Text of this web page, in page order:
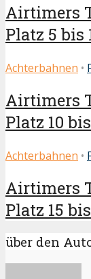
Airtimers
Platz 5 bis
Achterbahnen •
Airtimers
Platz 10
Achterbahnen •
Airtimers
Platz 15 bis
über den